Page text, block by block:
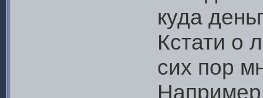
куда
Кстати о
сих пор